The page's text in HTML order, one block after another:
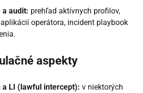
a audit: prehľad aktívnych profilov,
operátora, incident playbook
aspekty
a LI (lawful intercept): v niektorých